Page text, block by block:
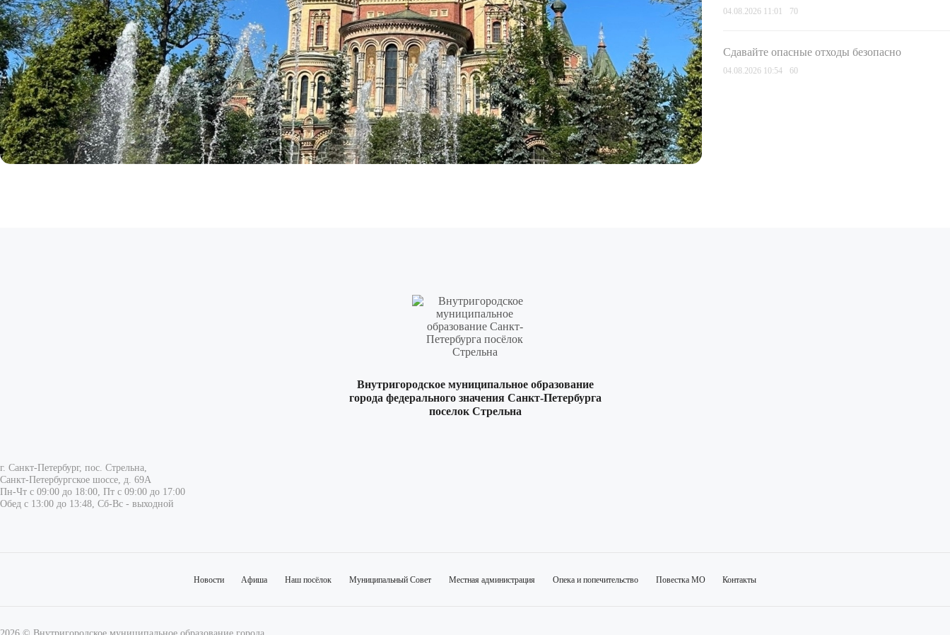
04.08.2026 11:01 70
Сдавайте опасные отходы безопасно
04.08.2026 10:54 60
Внутригородское муниципальное образование
города федерального значения Санкт-Петербурга
поселок Стрельна
г. Санкт-Петербург, пос. Стрельна,
Санкт-Петербургское шоссе, д. 69А
Пн-Чт с 09:00 до 18:00, Пт с 09:00 до 17:00
Обед с 13:00 до 13:48, Сб-Вс - выходной
Новости Афиша Наш посёлок Муниципальный Совет Местная администрация Опека и попечительство Повестка МО Контакты